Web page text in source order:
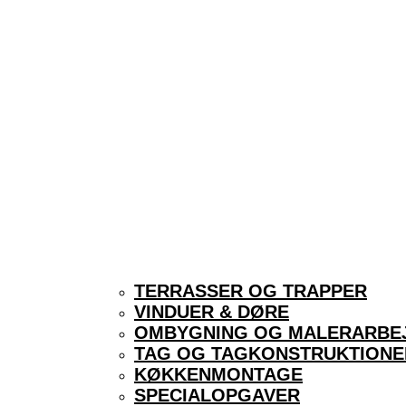
TERRASSER OG TRAPPER
VINDUER & DØRE
OMBYGNING OG
TAG OG
KØKKENMONTAGE
SPECIALOPGAVER